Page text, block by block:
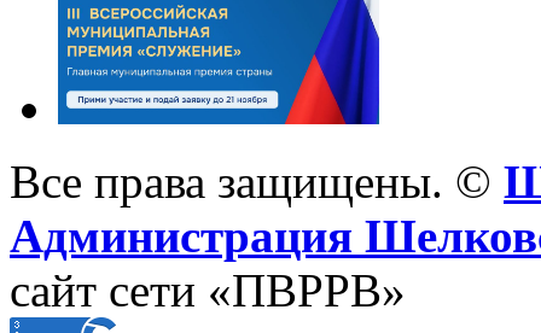
Все права защищены. ©
Администрация
сайт сети «ПВРРВ»